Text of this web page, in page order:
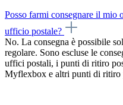
Posso farmi consegnare il mio
ufficio postale?
No. La consegna è possibile
regolare. Sono escluse le
uffici postali, i punti di ritiro
Myflexbox e altri punti di ritiro